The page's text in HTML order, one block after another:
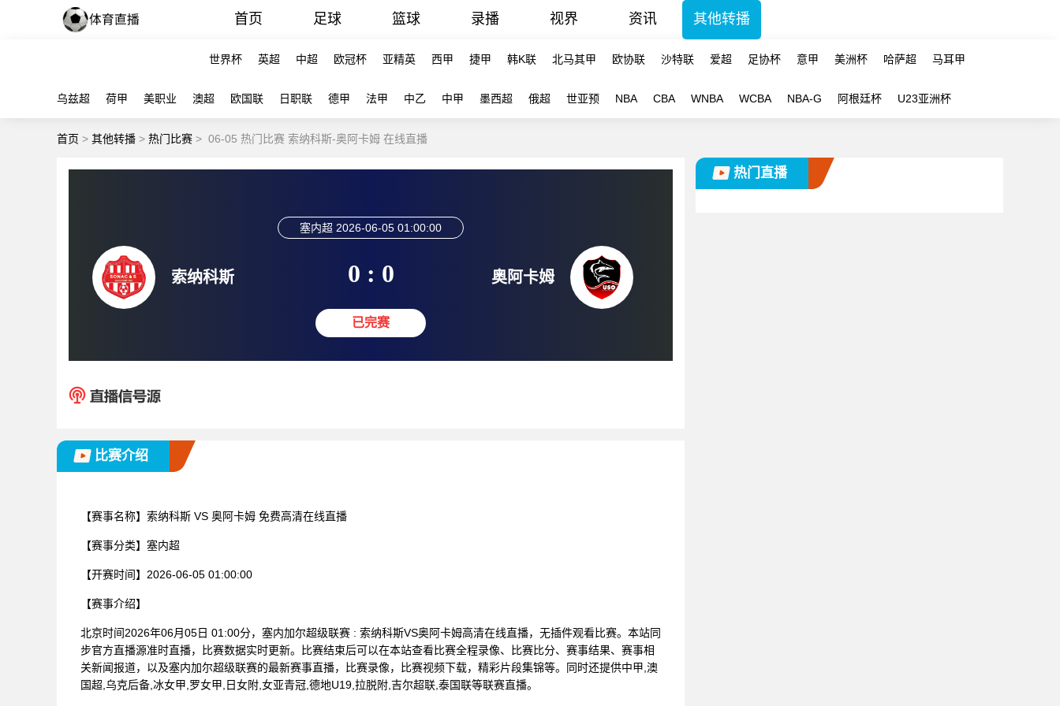
首页 足球 篮球 录播 视界 资讯 其他转播
世界杯 英超 中超 欧冠杯 亚精英 西甲 捷甲 韩K联 北马其甲 欧协联 沙特联 爱超 足协杯 意甲 美洲杯 哈萨超 马耳甲
乌兹超 荷甲 美职业 澳超 欧国联 日职联 德甲 法甲 中乙 中甲 墨西超 俄超 世亚预 NBA CBA WNBA WCBA NBA-G 阿根廷杯 U23亚洲杯
首页 > 其他转播 > 热门比赛 > 06-05 热门比赛 索纳科斯-奥阿卡姆 在线直播
索纳科斯
塞内超 2026-06-05 01:00:00
0 : 0
已完赛
奥阿卡姆
比赛介绍
【赛事名称】 索纳科斯 VS 奥阿卡姆 免费高清在线直播
【赛事分类】 塞内超
【开赛时间】 2026-06-05 01:00:00
【赛事介绍】
北京时间2026年06月05日 01:00分，塞内加尔超级联赛 : 索纳科斯VS奥阿卡姆高清在线直播，无插件观看比赛。本站同
步官方直播源准时直播，比赛数据实时更新。比赛结束后可以在本站查看比赛全程录像、比赛比分、赛事结果、赛事相
关新闻报道，以及塞内加尔超级联赛的最新赛事直播，比赛录像，比赛视频下载，精彩片段集锦等。同时还提供中甲,澳
国超,乌克后备,冰女甲,罗女甲,日女附,女亚青冠,德地U19,拉脱附,吉尔超联,泰国联等联赛直播。
热门直播